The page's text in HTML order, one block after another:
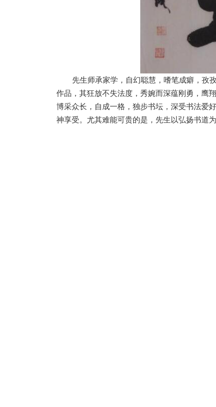
先生师承家学，自幻聪慧，嗜笔成癖，孜
作品，其狂放不失法度，秀婉而深蕴刚勇，鹰
博采众长，自成一格，独步书坛，深受书法爱
神享受。尤其难能可贵的是，先生以弘扬书道